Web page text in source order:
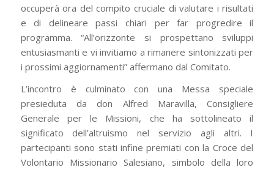
occuperà ora del compito cruciale di valutare i risultati
e di delineare passi chiari per far progredire il
programma. “All’orizzonte si prospettano sviluppi
entusiasmanti e vi invitiamo a rimanere sintonizzati per
i prossimi aggiornamenti” affermano dal Comitato.
L’incontro è culminato con una Messa speciale
presieduta da don Alfred Maravilla, Consigliere
Generale per le Missioni, che ha sottolineato il
significato dell’altruismo nel servizio agli altri. I
partecipanti sono stati infine premiati con la Croce del
Volontario Missionario Salesiano, simbolo della loro